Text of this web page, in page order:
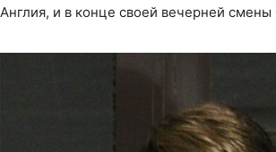
Англия, и в конце своей вечерней